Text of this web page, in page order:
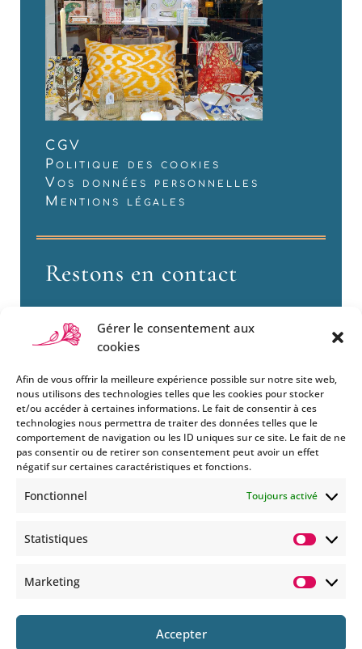
Gérer le consentement aux
cookies
Afin de vous offrir la meilleure expérience possible sur notre site web,
nous utilisons des technologies telles que les cookies pour stocker
et/ou accéder à certaines informations. Le fait de consentir à ces
technologies nous permettra de traiter des données telles que le
comportement de navigation ou les ID uniques sur ce site. Le fait de ne
pas consentir ou de retirer son consentement peut avoir un effet
négatif sur certaines caractéristiques et fonctions.
Fonctionnel Toujours activé
Statistiques
Marketing
Accepter
CGV
Politique des cookies
Vos données personnelles
Mentions légales
Restons en contact
Si vous souhaitez être informés
des nouveautés et évènements
que nous organisons
abonnez-vous à notre
de nos MMS.
En savoir plus